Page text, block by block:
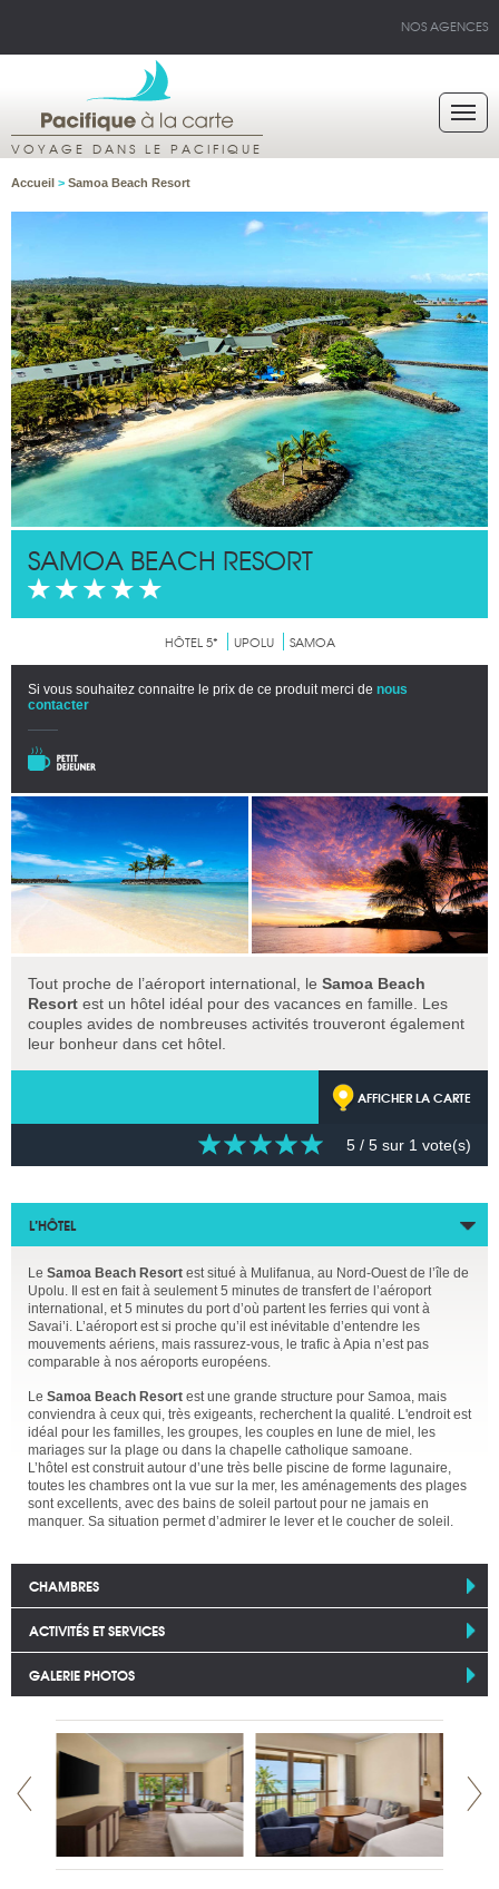
NOS AGENCES
VOYAGE DANS LE PACIFIQUE
Accueil > Samoa Beach Resort
SAMOA BEACH RESORT
HÔTEL 5* UPOLU SAMOA
Si vous souhaitez connaitre le prix de ce produit merci de nous
contacter
Tout proche de l’aéroport international, le Samoa Beach
Resort est un hôtel idéal pour des vacances en famille. Les
couples avides de nombreuses activités trouveront également
leur bonheur dans cet hôtel.
AFFICHER LA CARTE
5 / 5 sur 1 vote(s)
L’HÔTEL
Le Samoa Beach Resort est situé à Mulifanua, au Nord-Ouest de l’île de
Upolu. Il est en fait à seulement 5 minutes de transfert de l’aéroport
international, et 5 minutes du port d’où partent les ferries qui vont à
Savai’i. L’aéroport est si proche qu’il est inévitable d’entendre les
mouvements aériens, mais rassurez-vous, le trafic à Apia n’est pas
comparable à nos aéroports européens.
Le Samoa Beach Resort est une grande structure pour Samoa, mais
conviendra à ceux qui, très exigeants, recherchent la qualité. L'endroit est
idéal pour les familles, les groupes, les couples en lune de miel, les
mariages sur la plage ou dans la chapelle catholique samoane.
L’hôtel est construit autour d’une très belle piscine de forme lagunaire,
toutes les chambres ont la vue sur la mer, les aménagements des plages
sont excellents, avec des bains de soleil partout pour ne jamais en
manquer. Sa situation permet d’admirer le lever et le coucher de soleil.
CHAMBRES
ACTIVITÉS ET SERVICES
GALERIE PHOTOS